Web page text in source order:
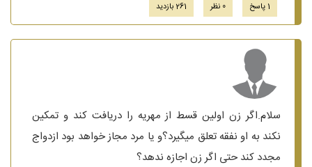
1 پاسخ
0 نظر 261 بازدید
سلام.اگر زن اولین قسط از مهریه را دریافت کند و تمکین
نکند به او نفقه تعلق میگیرد؟و یا مرد مجاز خواهد بود ازدواج
مجدد کند حتی اگر زن اجازه ندهد؟